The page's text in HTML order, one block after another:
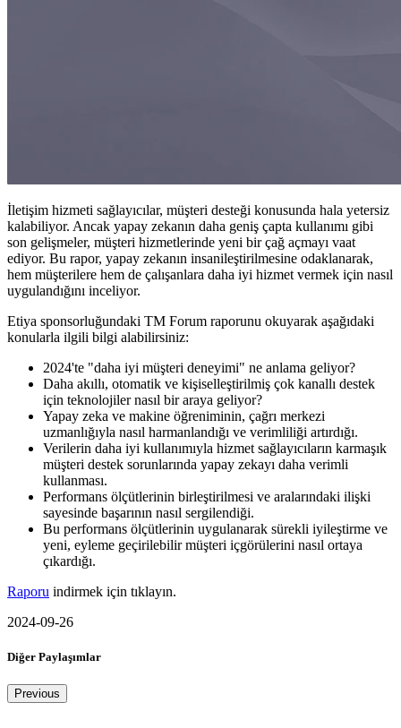
İletişim hizmeti sağlayıcılar, müşteri desteği konusunda hala yetersiz
kalabiliyor. Ancak yapay zekanın daha geniş çapta kullanımı gibi
son gelişmeler, müşteri hizmetlerinde yeni bir çağ açmayı vaat
ediyor. Bu rapor, yapay zekanın insanileştirilmesine odaklanarak,
hem müşterilere hem de çalışanlara daha iyi hizmet vermek için nasıl
uygulandığını inceliyor.
Etiya sponsorluğundaki TM Forum raporunu okuyarak aşağıdaki
konularla ilgili bilgi alabilirsiniz:
2024'te "daha iyi müşteri deneyimi" ne anlama geliyor?
Daha akıllı, otomatik ve kişiselleştirilmiş çok kanallı destek
için teknolojiler nasıl bir araya geliyor?
Yapay zeka ve makine öğreniminin, çağrı merkezi
uzmanlığıyla nasıl harmanlandığı ve verimliliği artırdığı.
Verilerin daha iyi kullanımıyla hizmet sağlayıcıların karmaşık
müşteri destek sorunlarında yapay zekayı daha verimli
kullanması.
Performans ölçütlerinin birleştirilmesi ve aralarındaki ilişki
sayesinde başarının nasıl sergilendiği.
Bu performans ölçütlerinin uygulanarak sürekli iyileştirme ve
yeni, eyleme geçirilebilir müşteri içgörülerini nasıl ortaya
çıkardığı.
Raporu indirmek için tıklayın.
2024-09-26
Diğer Paylaşımlar
Previous